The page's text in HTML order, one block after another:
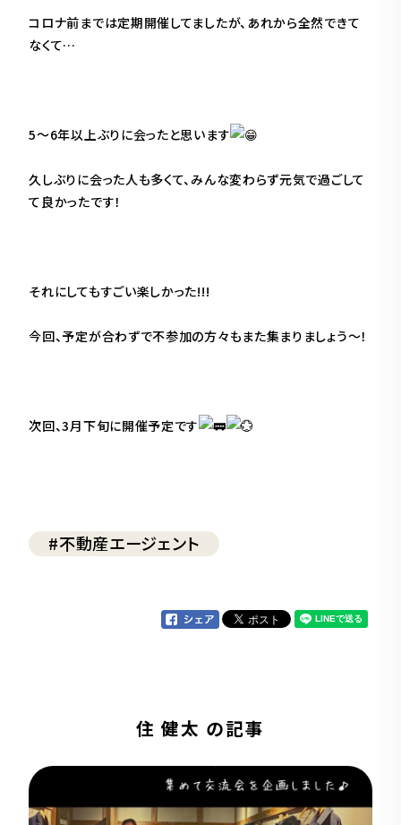
コロナ前までは定期開催してましたが、あれから全然できて
なくて…
5〜6年以上ぶりに会ったと思います
久しぶりに会った人も多くて、みんな変わらず元気で過ごして
て良かったです！
それにしてもすごい楽しかった!!!
今回、予定が合わずで不参加の方々もまた集まりましょう〜！
次回、3月下旬に開催予定です
#不動産エージェント
住 健太 の記事